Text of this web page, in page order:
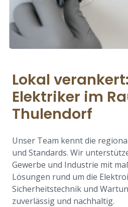
Lokal
Elektriker im
Thulendorf
Unser Team kennt die
und Standards. Wir
Gewerbe und Industrie mit
Lösungen rund um die
Sicherheitstechnik und
zuverlässig und nachhaltig.